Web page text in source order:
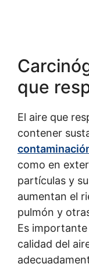
que
El aire que
contener
como en
partículas y
aumentan el
pulmón y
Es
calidad del